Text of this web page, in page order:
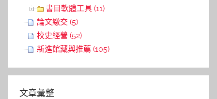
書目軟體工具 (11)
論文繳交 (5)
校史經營 (52)
新進館藏與推薦 (105)
文章彙整